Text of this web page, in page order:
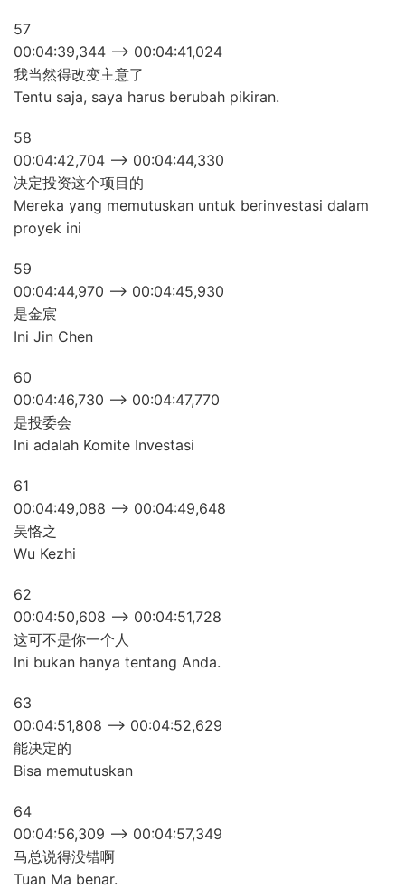
57
00:04:39,344 –> 00:04:41,024
我当然得改变主意了
Tentu saja, saya harus berubah pikiran.
58
00:04:42,704 –> 00:04:44,330
决定投资这个项目的
Mereka yang memutuskan untuk berinvestasi dalam
proyek ini
59
00:04:44,970 –> 00:04:45,930
是金宸
Ini Jin Chen
60
00:04:46,730 –> 00:04:47,770
是投委会
Ini adalah Komite Investasi
61
00:04:49,088 –> 00:04:49,648
吴恪之
Wu Kezhi
62
00:04:50,608 –> 00:04:51,728
这可不是你一个人
Ini bukan hanya tentang Anda.
63
00:04:51,808 –> 00:04:52,629
能决定的
Bisa memutuskan
64
00:04:56,309 –> 00:04:57,349
马总说得没错啊
Tuan Ma benar.